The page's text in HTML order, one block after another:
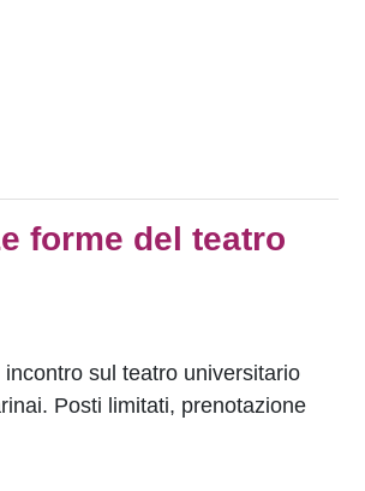
forme del teatro
sul teatro universitario
Posti limitati, prenotazione